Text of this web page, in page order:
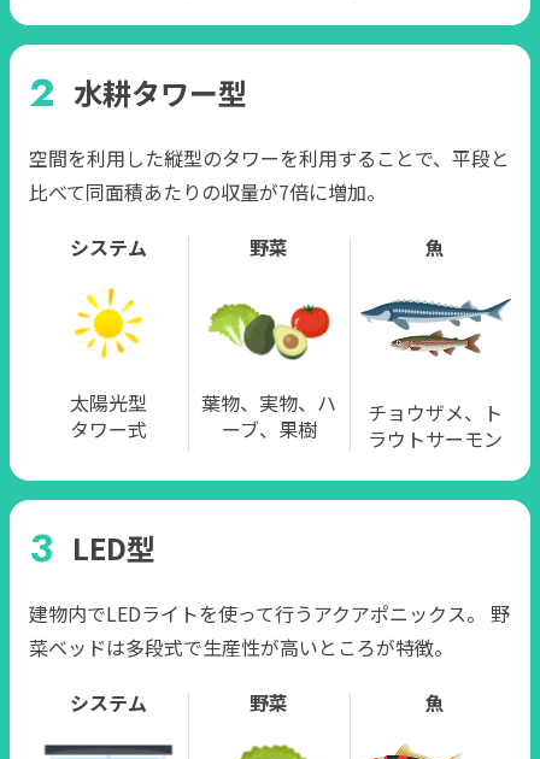
水耕タワー型
空間を利用した縦型のタワーを利用することで、平段と
比べて同面積あたりの収量が7倍に増加。
システム
太陽光型
タワー式
野菜
葉物、実物、ハ
ーブ、果樹
魚
チョウザメ、ト
ラウトサーモン
LED型
建物内でLEDライトを使って⾏うアクアポニックス。 野
菜ベッドは多段式で⽣産性が⾼いところが特徴。
システム
野菜 魚